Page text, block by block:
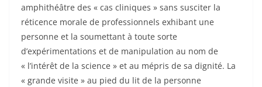
amphithéâtre des « cas cliniques » sans susciter la
réticence morale de professionnels exhibant une
personne et la soumettant à toute sorte
d’expérimentations et de manipulation au nom de
« l’intérêt de la science » et au mépris de sa dignité. La
« grande visite » au pied du lit de la personne